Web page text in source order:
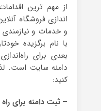
از مهم ترین
اندازی فروشگاه
و خدمات و
با نام برگزیده
بعدی برای
دامنه سایت است.
کنید:
– ثبت دامنه برای